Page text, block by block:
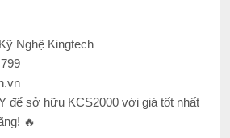
Nghệ Kingtech
để sở hữu KCS2000 với giá tốt nhất
🔥